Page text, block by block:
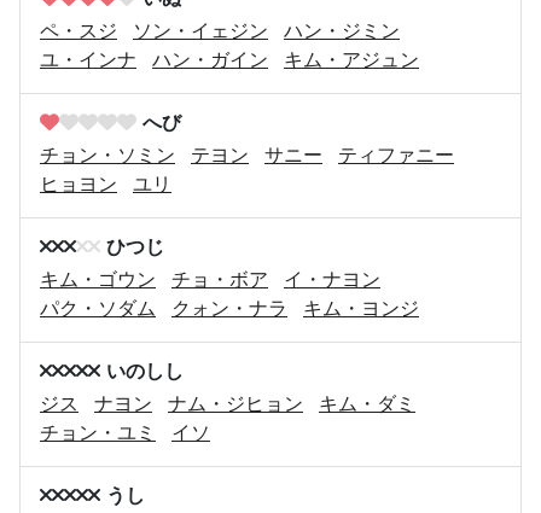
ペ・スジ
ソン・イェジン
ハン・ジミン
ユ・インナ
ハン・ガイン キム・アジュン
へび
チョン・ソミン
テヨン サニー
ティファニー
ヒョヨン
ユリ
ひつじ
キム・ゴウン
チョ・ボア
イ・ナヨン
パク・ソダム
クォン・ナラ キム・ヨンジ
いのしし
ジス
ナヨン ナム・ジヒョン
キム・ダミ
チョン・ユミ
イソ
うし